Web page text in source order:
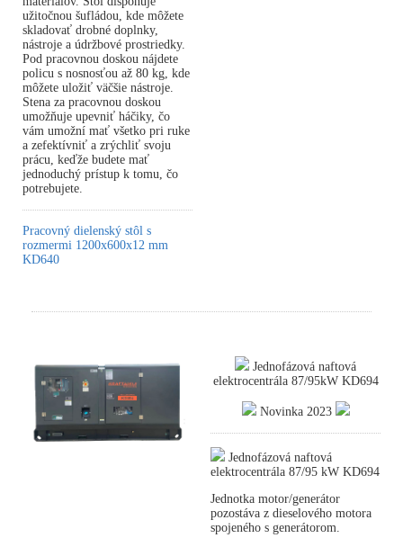
užitočnou šufládou, kde môžete
skladovať drobné doplnky,
nástroje a údržbové prostriedky.
Pod pracovnou doskou nájdete
policu s nosnosťou až 80 kg, kde
môžete uložiť väčšie nástroje.
Stena za pracovnou doskou
umožňuje upevniť háčiky, čo
vám umožní mať všetko pri ruke
a zefektívniť a zrýchliť svoju
prácu, keďže budete mať
jednoduchý prístup k tomu, čo
potrebujete.
Pracovný dielenský stôl s
rozmermi 1200x600x12 mm
KD640
Jednofázová naftová
elektrocentrála 87/95kW KD694
Novinka 2023
Jednofázová naftová
elektrocentrála 87/95 kW KD694
Jednotka motor/generátor
pozostáva z dieselového motora
spojeného s generátorom.